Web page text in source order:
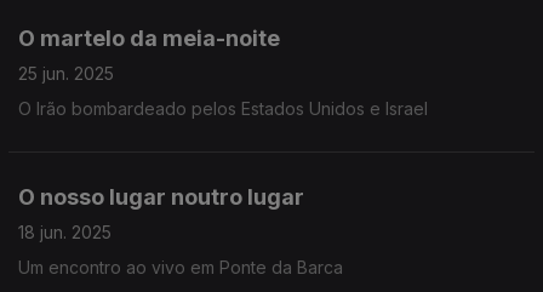
O martelo da meia-noite
25 jun. 2025
O Irão bombardeado pelos Estados Unidos e Israel
O nosso lugar noutro lugar
18 jun. 2025
Um encontro ao vivo em Ponte da Barca